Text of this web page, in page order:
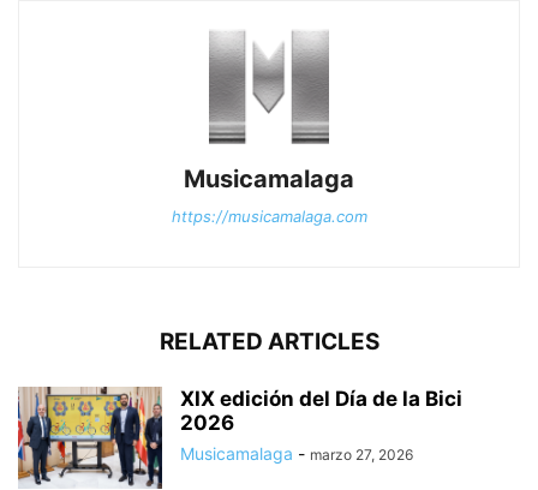
Musicamalaga
https://musicamalaga.com
RELATED ARTICLES
XIX edición del Día de la Bici
2026
Musicamalaga - marzo 27, 2026